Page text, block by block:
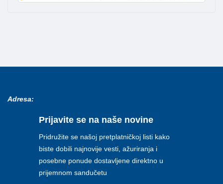
Adresa:
Prijavite se na naše novine
Pridružite se našoj pretplatničkoj listi kako
biste dobili najnovije vesti, ažuriranja i
posebne ponude dostavljene direktno u
prijemnom sandučetu